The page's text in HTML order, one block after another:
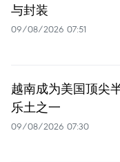
与封装
09/08/2026 07:51
越南成为美国顶尖
乐土之一
09/08/2026 07:30